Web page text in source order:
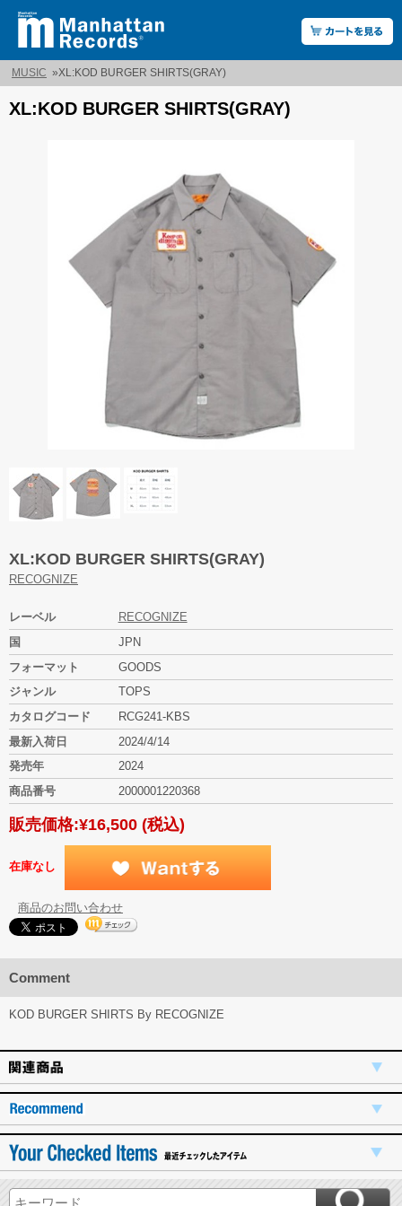
MUSIC »XL:KOD BURGER SHIRTS(GRAY)
XL:KOD BURGER SHIRTS(GRAY)
XL:KOD BURGER SHIRTS(GRAY)
RECOGNIZE
レーベル
RECOGNIZE
国
JPN
フォーマット
GOODS
ジャンル
TOPS
カタログコード
RCG241-KBS
最新入荷日
2024/4/14
発売年
2024
商品番号
2000001220368
販売価格:¥16,500 (税込)
在庫なし
商品のお問い合わせ
Comment
KOD BURGER SHIRTS By RECOGNIZE